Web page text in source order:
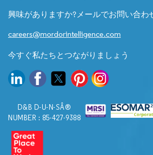
興味がありますか?メールでお問い合わ
careers@mordorintelligence.com
今すぐ私たちとつながりましょう
D&B D-U-N-SÂ®
NUMBER : 85-427-9388